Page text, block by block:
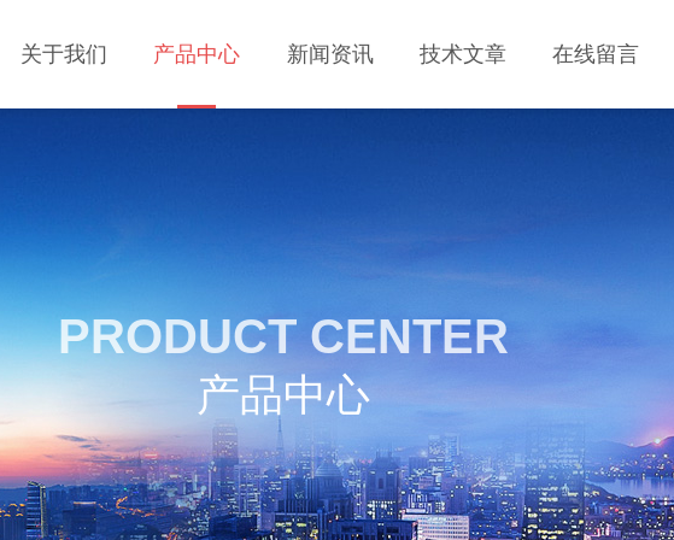
关于我们 产品中心 新闻资讯 技术文章 在线留言
PRODUCT CENTER
产品中心